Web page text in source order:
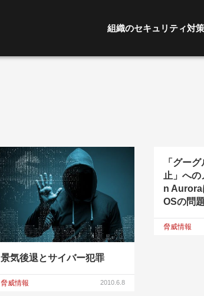
組織のセキュリティ対策
景気後退とサイバー犯罪
脅威情報 2010.6.8
「グー
止」へ
n Aurora
OSの問
脅威情報